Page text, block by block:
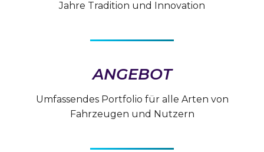
Jahre Tradition und Innovation
ANGEBOT
Umfassendes Portfolio für alle Arten von
Fahrzeugen und Nutzern